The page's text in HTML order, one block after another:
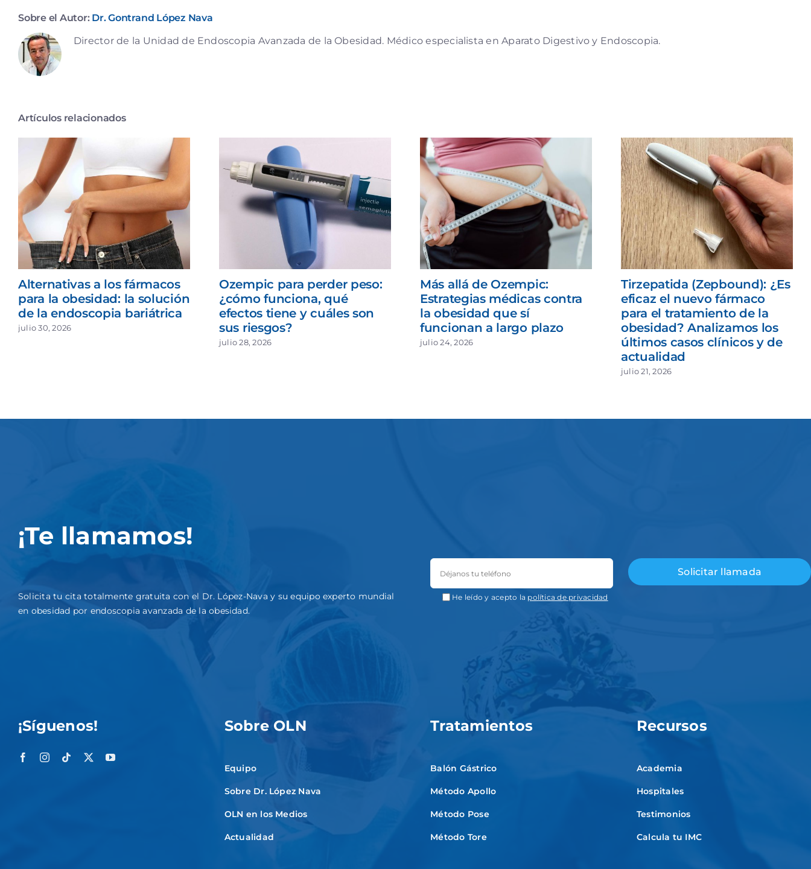
Sobre el Autor: Dr. Gontrand López Nava
Director de la Unidad de Endoscopia Avanzada de la Obesidad. Médico especialista en Aparato Digestivo y Endoscopia.
Artículos relacionados
Alternativas a los fármacos
para la obesidad: la solución
de la endoscopia bariátrica
julio 30, 2026
Ozempic para perder peso:
¿cómo funciona, qué
efectos tiene y cuáles son
sus riesgos?
julio 28, 2026
Más allá de Ozempic:
Estrategias médicas contra
la obesidad que sí
funcionan a largo plazo
julio 24, 2026
Tirzepatida (Zepbound): ¿Es
eficaz el nuevo fármaco
para el tratamiento de la
obesidad? Analizamos los
últimos casos clínicos y de
actualidad
julio 21, 2026
¡Te llamamos!
Solicita tu cita totalmente gratuita con el Dr. López-Nava y su equipo experto mundial
en obesidad por endoscopia avanzada de la obesidad.
He leído y acepto la política de privacidad
¡Síguenos! Sobre OLN
Equipo
Sobre Dr. López Nava
OLN en los Medios
Actualidad
Tratamientos
Balón Gástrico
Método Apollo
Método Pose
Método Tore
Recursos
Academia
Hospitales
Testimonios
Calcula tu IMC